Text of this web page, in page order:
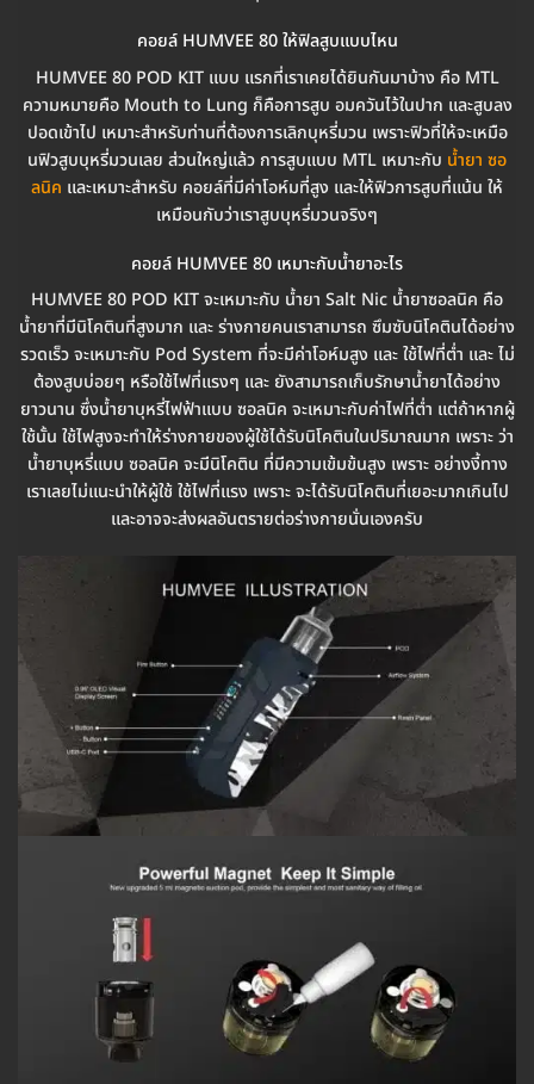
คอยล์ HUMVEE 80 ให้ฟิลสูบแบบไหน
HUMVEE 80 POD KIT แบบ แรกที่เราเคยได้ยินกันมาบ้าง คือ MTL
ความหมายคือ Mouth to Lung ก็คือการสูบ อมควันไว้ในปาก และสูบลง
ปอดเข้าไป เหมาะสำหรับท่านที่ต้องการเลิกบุหรี่มวน เพราะฟิวที่ให้จะเหมือ
นฟิวสูบบุหรี่มวนเลย ส่วนใหญ่แล้ว การสูบแบบ MTL เหมาะกับ น้ำยา ซอ
ลนิค และเหมาะสำหรับ คอยล์ที่มีค่าโอห์มที่สูง และให้ฟิวการสูบที่แน้น ให้
เหมือนกับว่าเราสูบบุหรี่มวนจริงๆ
คอยล์ HUMVEE 80 เหมาะกับน้ำยาอะไร
HUMVEE 80 POD KIT จะเหมาะกับ น้ำยา Salt Nic น้ำยาซอลนิค คือ
น้ำยาที่มีนิโคตินที่สูงมาก และ ร่างกายคนเราสามารถ ซึมซับนิโคตินได้อย่าง
รวดเร็ว จะเหมาะกับ Pod System ที่จะมีค่าโอห์มสูง และ ใช้ไฟที่ต่ำ และ ไม่
ต้องสูบบ่อยๆ หรือใช้ไฟที่แรงๆ และ ยังสามารถเก็บรักษาน้ำยาได้อย่าง
ยาวนาน ซึ่งน้ำยาบุหรี่ไฟฟ้าแบบ ซอลนิค จะเหมาะกับค่าไฟที่ต่ำ แต่ถ้าหากผู้
ใช้นั้น ใช้ไฟสูงจะทำให้ร่างกายของผู้ใช้ได้รับนิโคตินในปริมาณมาก เพราะ ว่า
น้ำยาบุหรี่แบบ ซอลนิค จะมีนิโคติน ที่มีความเข้มข้นสูง เพราะ อย่างงี้ทาง
เราเลยไม่แนะนำให้ผู้ใช้ ใช้ไฟที่แรง เพราะ จะได้รับนิโคตินที่เยอะมากเกินไป
และอาจจะส่งผลอันตรายต่อร่างกายนั่นเองครับ